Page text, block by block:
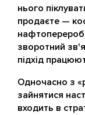
нього
продаєте —
зворотний
підхід
Одночасно з
зайнятися
входить в